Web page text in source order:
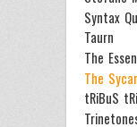
Syntax
Taurn
The
The
tRiBuS